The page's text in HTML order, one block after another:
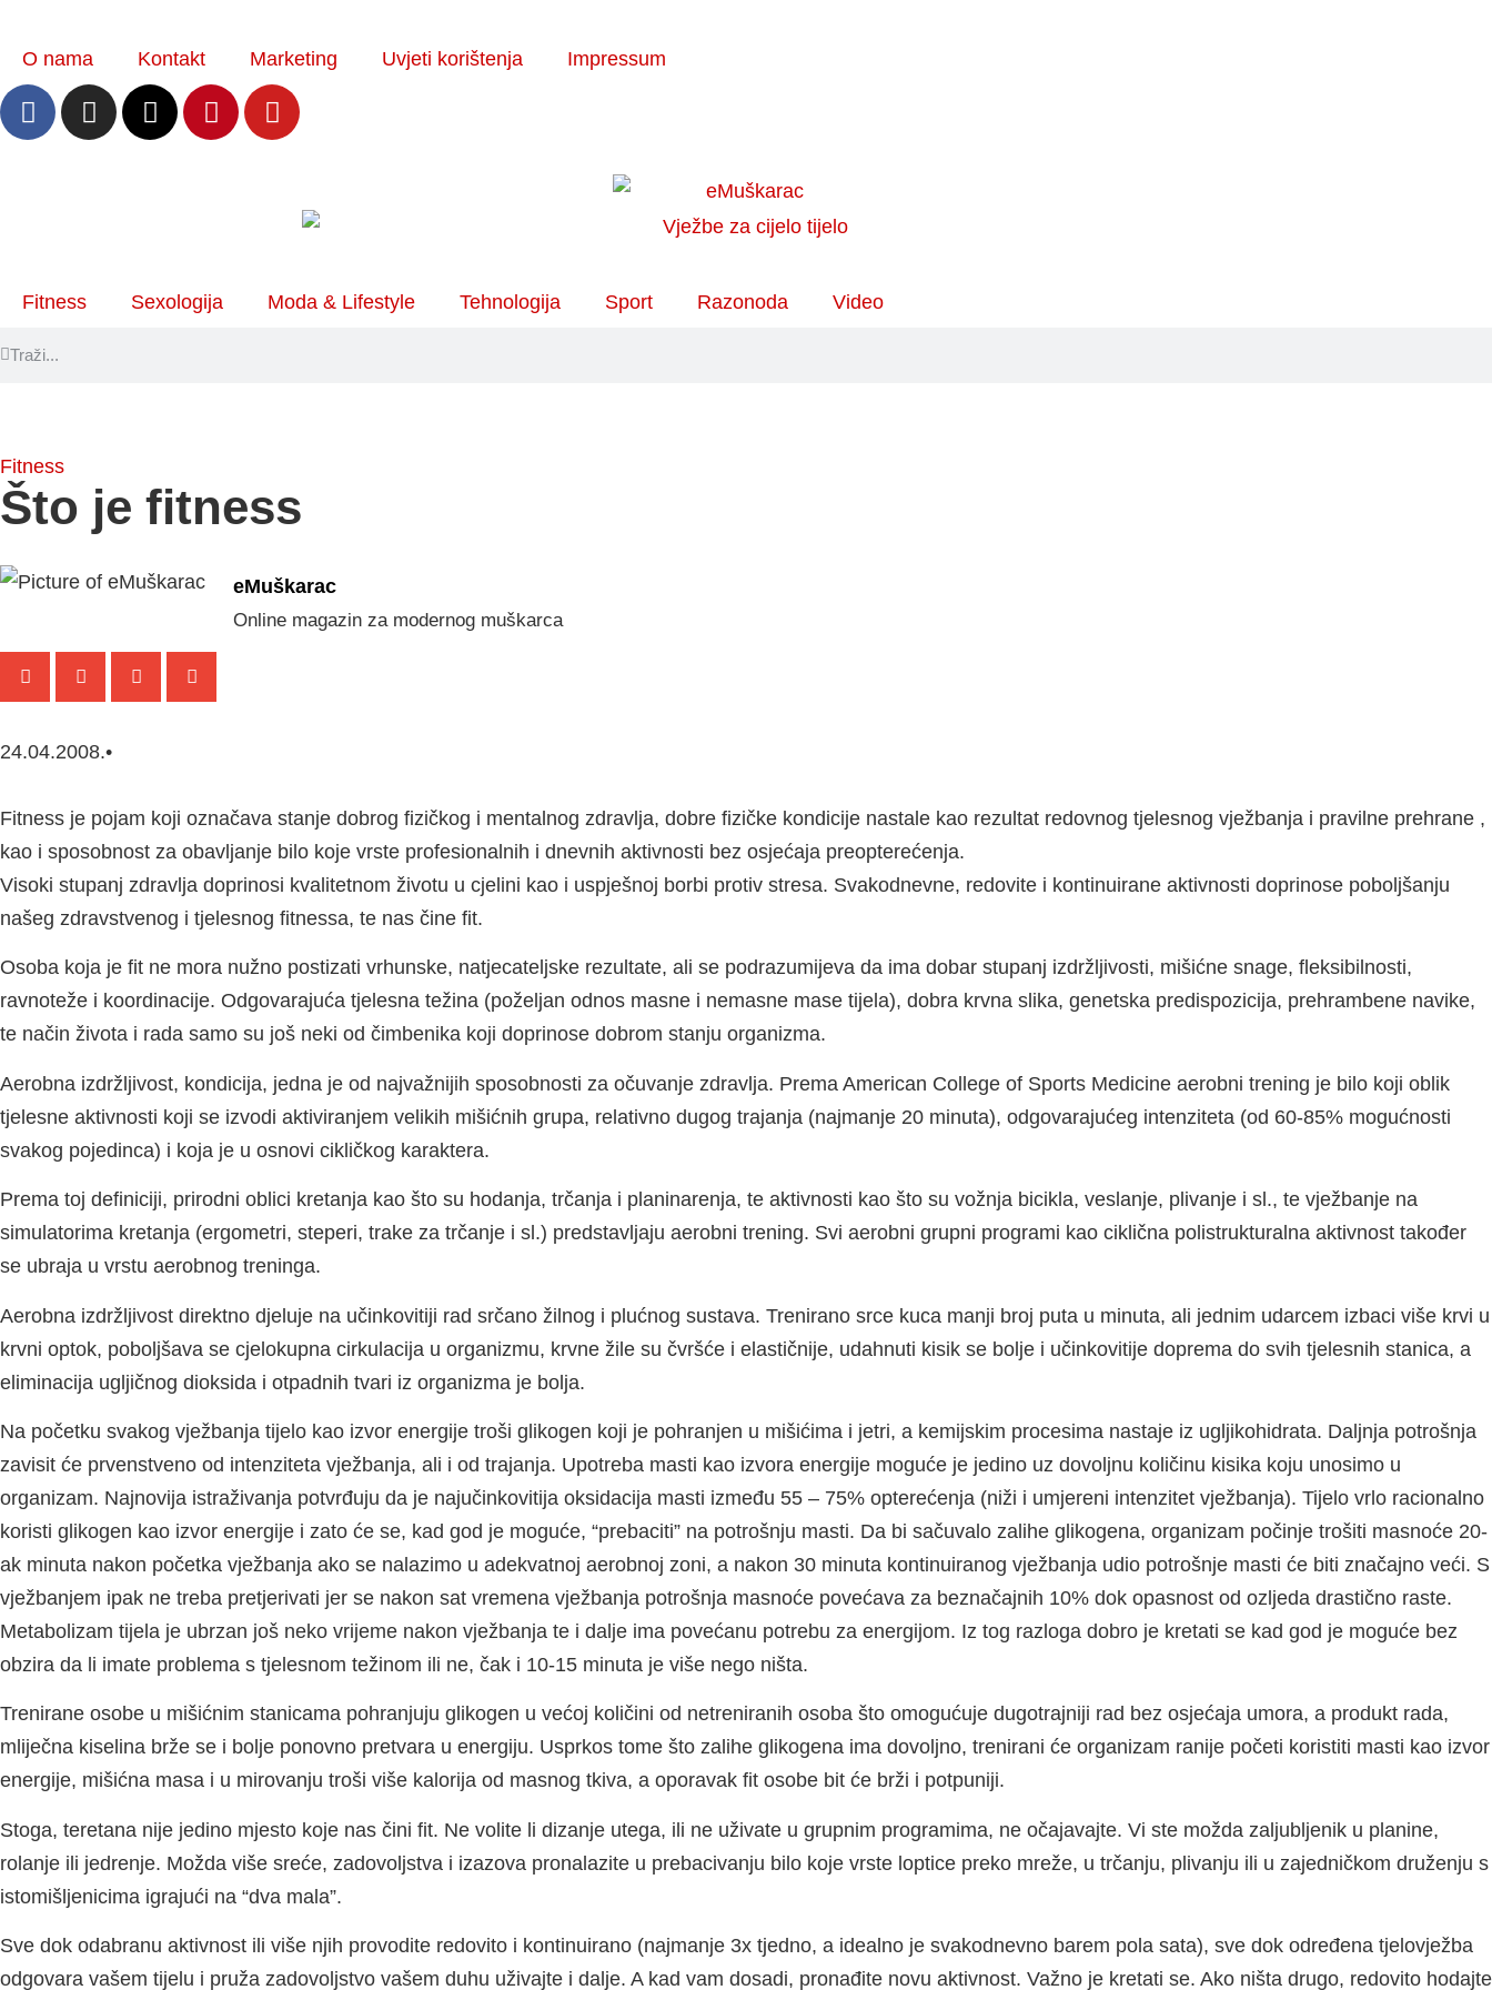
O nama Kontakt Marketing Uvjeti korištenja Impressum
Fitness Sexologija Moda & Lifestyle Tehnologija Sport Razonoda Video
Fitness
Što je fitness
eMuškarac
Online magazin za modernog muškarca
24.04.2008.•
Fitness je pojam koji označava stanje dobrog fizičkog i mentalnog zdravlja, dobre fizičke kondicije nastale kao rezultat redovnog tjelesnog vježbanja i pravilne prehrane ,
kao i sposobnost za obavljanje bilo koje vrste profesionalnih i dnevnih aktivnosti bez osjećaja preopterećenja.
Visoki stupanj zdravlja doprinosi kvalitetnom životu u cjelini kao i uspješnoj borbi protiv stresa. Svakodnevne, redovite i kontinuirane aktivnosti doprinose poboljšanju
našeg zdravstvenog i tjelesnog fitnessa, te nas čine fit.
Osoba koja je fit ne mora nužno postizati vrhunske, natjecateljske rezultate, ali se podrazumijeva da ima dobar stupanj izdržljivosti, mišićne snage, fleksibilnosti,
ravnoteže i koordinacije. Odgovarajuća tjelesna težina (poželjan odnos masne i nemasne mase tijela), dobra krvna slika, genetska predispozicija, prehrambene navike,
te način života i rada samo su još neki od čimbenika koji doprinose dobrom stanju organizma.
Aerobna izdržljivost, kondicija, jedna je od najvažnijih sposobnosti za očuvanje zdravlja. Prema American College of Sports Medicine aerobni trening je bilo koji oblik
tjelesne aktivnosti koji se izvodi aktiviranjem velikih mišićnih grupa, relativno dugog trajanja (najmanje 20 minuta), odgovarajućeg intenziteta (od 60-85% mogućnosti
svakog pojedinca) i koja je u osnovi cikličkog karaktera.
Prema toj definiciji, prirodni oblici kretanja kao što su hodanja, trčanja i planinarenja, te aktivnosti kao što su vožnja bicikla, veslanje, plivanje i sl., te vježbanje na
simulatorima kretanja (ergometri, steperi, trake za trčanje i sl.) predstavljaju aerobni trening. Svi aerobni grupni programi kao ciklična polistrukturalna aktivnost također
se ubraja u vrstu aerobnog treninga.
Aerobna izdržljivost direktno djeluje na učinkovitiji rad srčano žilnog i plućnog sustava. Trenirano srce kuca manji broj puta u minuta, ali jednim udarcem izbaci više krvi u
krvni optok, poboljšava se cjelokupna cirkulacija u organizmu, krvne žile su čvršće i elastičnije, udahnuti kisik se bolje i učinkovitije doprema do svih tjelesnih stanica, a
eliminacija ugljičnog dioksida i otpadnih tvari iz organizma je bolja.
Na početku svakog vježbanja tijelo kao izvor energije troši glikogen koji je pohranjen u mišićima i jetri, a kemijskim procesima nastaje iz ugljikohidrata. Daljnja potrošnja
zavisit će prvenstveno od intenziteta vježbanja, ali i od trajanja. Upotreba masti kao izvora energije moguće je jedino uz dovoljnu količinu kisika koju unosimo u
organizam. Najnovija istraživanja potvrđuju da je najučinkovitija oksidacija masti između 55 – 75% opterećenja (niži i umjereni intenzitet vježbanja). Tijelo vrlo racionalno
koristi glikogen kao izvor energije i zato će se, kad god je moguće, “prebaciti” na potrošnju masti. Da bi sačuvalo zalihe glikogena, organizam počinje trošiti masnoće 20-
ak minuta nakon početka vježbanja ako se nalazimo u adekvatnoj aerobnoj zoni, a nakon 30 minuta kontinuiranog vježbanja udio potrošnje masti će biti značajno veći. S
vježbanjem ipak ne treba pretjerivati jer se nakon sat vremena vježbanja potrošnja masnoće povećava za beznačajnih 10% dok opasnost od ozljeda drastično raste.
Metabolizam tijela je ubrzan još neko vrijeme nakon vježbanja te i dalje ima povećanu potrebu za energijom. Iz tog razloga dobro je kretati se kad god je moguće bez
obzira da li imate problema s tjelesnom težinom ili ne, čak i 10-15 minuta je više nego ništa.
Trenirane osobe u mišićnim stanicama pohranjuju glikogen u većoj količini od netreniranih osoba što omogućuje dugotrajniji rad bez osjećaja umora, a produkt rada,
mliječna kiselina brže se i bolje ponovno pretvara u energiju. Usprkos tome što zalihe glikogena ima dovoljno, trenirani će organizam ranije početi koristiti masti kao izvor
energije, mišićna masa i u mirovanju troši više kalorija od masnog tkiva, a oporavak fit osobe bit će brži i potpuniji.
Stoga, teretana nije jedino mjesto koje nas čini fit. Ne volite li dizanje utega, ili ne uživate u grupnim programima, ne očajavajte. Vi ste možda zaljubljenik u planine,
rolanje ili jedrenje. Možda više sreće, zadovoljstva i izazova pronalazite u prebacivanju bilo koje vrste loptice preko mreže, u trčanju, plivanju ili u zajedničkom druženju s
istomišljenicima igrajući na “dva mala”.
Sve dok odabranu aktivnost ili više njih provodite redovito i kontinuirano (najmanje 3x tjedno, a idealno je svakodnevno barem pola sata), sve dok određena tjelovježba
odgovara vašem tijelu i pruža zadovoljstvo vašem duhu uživajte i dalje. A kad vam dosadi, pronađite novu aktivnost. Važno je kretati se. Ako ništa drugo, redovito hodajte